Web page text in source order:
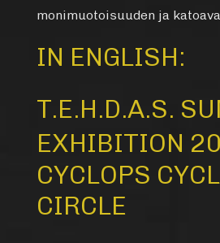
monimuotoisuuden ja
IN ENGLISH:
T.E.H.D.A.S.
EXHIBITION
CYCLOPS
CIRCLE